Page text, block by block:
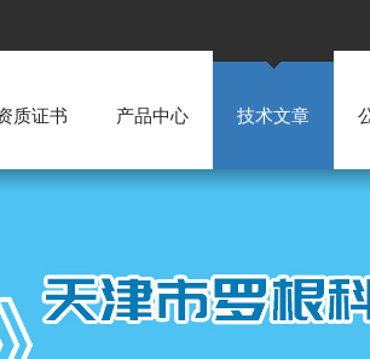
质证书 产品中心 技术文章